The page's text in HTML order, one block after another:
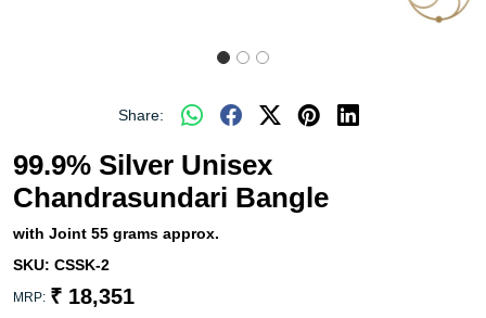
Share:
99.9% Silver Unisex
Chandrasundari Bangle
with Joint 55 grams approx.
SKU: CSSK-2
MRP: ₹ 18,351